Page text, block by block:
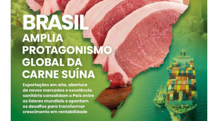
Ovo Vermelho - Regional
Vermelho
R$ 159,31
cx
Ovo Branco - Regional
Bastos (SP)
R$ 134,42
cx
Ovo Vermelho - Regional